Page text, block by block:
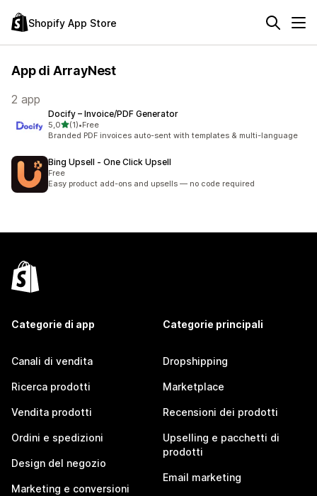
Shopify App Store
App di ArrayNest
2 app
Docify – Invoice/PDF Generator
5,0stelle su 5
(1)
1 recensioni totali
•Free
Branded PDF invoices auto-sent with templates & multi-language
Bing Upsell ‑ One Click Upsell
Free
Easy product add-ons and upsells — no code required
Categorie di app
Canali di vendita
Ricerca prodotti
Vendita prodotti
Ordini e spedizioni
Design del negozio
Marketing e conversioni
Categorie principali
Dropshipping
Marketplace
Recensioni dei prodotti
Upselling e pacchetti di
prodotti
Email marketing